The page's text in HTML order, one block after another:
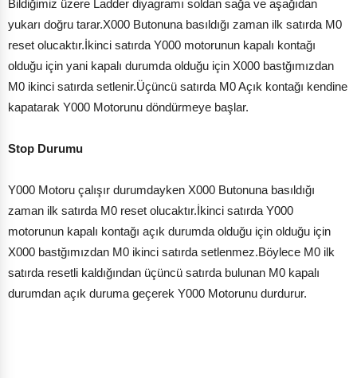
Bildiğimiz üzere Ladder diyagramı soldan sağa ve aşağıdan
yukarı doğru tarar.X000 Butonuna basıldığı zaman ilk satırda M0
reset olucaktır.İkinci satırda Y000 motorunun kapalı kontağı
olduğu için yani kapalı durumda olduğu için X000 bastğımızdan
M0 ikinci satırda setlenir.Üçüncü satırda M0 Açık kontağı kendine
kapatarak Y000 Motorunu döndürmeye başlar.
Stop Durumu
Y000 Motoru çalışır durumdayken X000 Butonuna basıldığı
zaman ilk satırda M0 reset olucaktır.İkinci satırda Y000
motorunun kapalı kontağı açık durumda olduğu için olduğu için
X000 bastğımızdan M0 ikinci satırda setlenmez.Böylece M0 ilk
satırda resetli kaldığından üçüncü satırda bulunan M0 kapalı
durumdan açık duruma geçerek Y000 Motorunu durdurur.